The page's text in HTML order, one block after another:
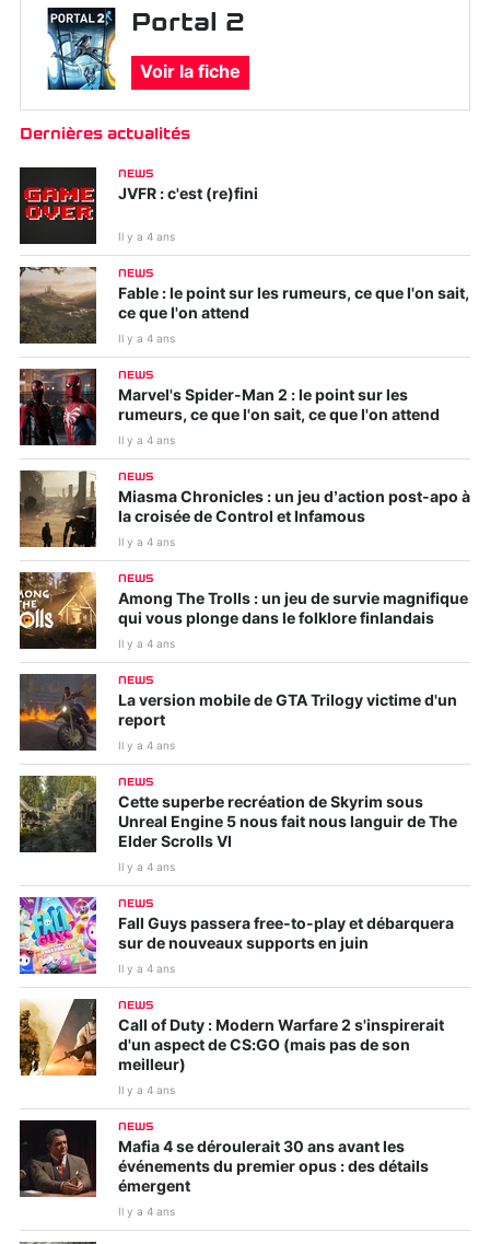
Portal 2
Voir la fiche
Dernières actualités
NEWS
JVFR : c'est (re)fini
Il y a 4 ans
NEWS
Fable : le point sur les rumeurs, ce que l'on sait,
ce que l'on attend
Il y a 4 ans
NEWS
Marvel's Spider-Man 2 : le point sur les
rumeurs, ce que l'on sait, ce que l'on attend
Il y a 4 ans
NEWS
Miasma Chronicles : un jeu d’action post-apo à
la croisée de Control et Infamous
Il y a 4 ans
NEWS
Among The Trolls : un jeu de survie magnifique
qui vous plonge dans le folklore finlandais
Il y a 4 ans
NEWS
La version mobile de GTA Trilogy victime d'un
report
Il y a 4 ans
NEWS
Cette superbe recréation de Skyrim sous
Unreal Engine 5 nous fait nous languir de The
Elder Scrolls VI
Il y a 4 ans
NEWS
Fall Guys passera free-to-play et débarquera
sur de nouveaux supports en juin
Il y a 4 ans
NEWS
Call of Duty : Modern Warfare 2 s'inspirerait
d'un aspect de CS:GO (mais pas de son
meilleur)
Il y a 4 ans
NEWS
Mafia 4 se déroulerait 30 ans avant les
événements du premier opus : des détails
émergent
Il y a 4 ans